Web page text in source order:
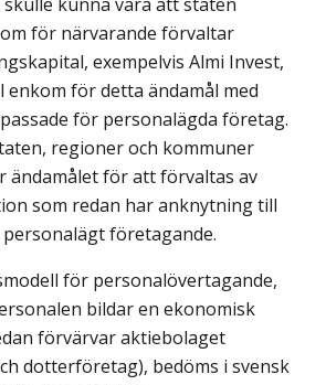
för närvarande förvaltar
exempelvis Almi Invest,
enkom för detta ändamål med
för personalägda företag.
regioner och kommuner
ändamålet för att förvaltas av
som redan har anknytning till
före­tagande.
för personalövertagande,
bildar en ekonomisk
förvärvar aktiebolaget
dotterföretag), bedöms i svensk